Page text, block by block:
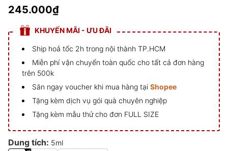
245.000₫
KHUYẾN MÃI - ƯU ĐÃI
Ship hoả tốc 2h trong nội thành TP.HCM
Miễn phí vận chuyển toàn quốc cho tất cả đơn hàng
trên 500k
Săn ngay voucher khi mua hàng tại Shopee
Tặng kèm dịch vụ gói quà chuyên nghiệp
Tặng kèm mẫu thử cho đơn FULL SIZE
Dung tích: 5ml